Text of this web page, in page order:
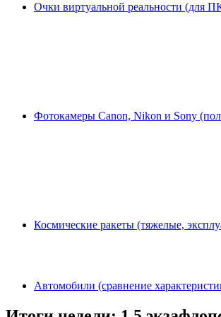
Очки виртуальной реальности (для
Фотокамеры Canon, Nikon и Sony
Космические ракеты (тяжелые,
Автомобили (сравнение